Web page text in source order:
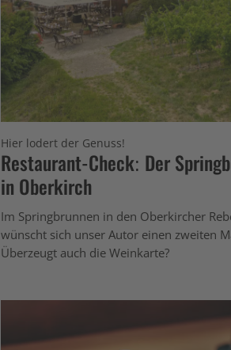
Hier lodert der Genuss!
Restaurant-Check: Der
in Oberkirch
Im Springbrunnen in den Oberkircher
wünscht sich unser Autor einen zweiten
Überzeugt auch die Weinkarte?